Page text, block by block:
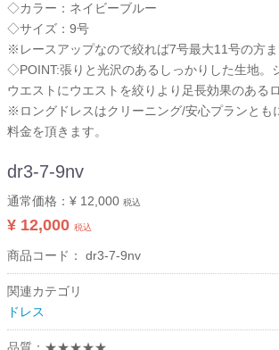
◇カラー：ネイビーブルー
◇サイズ：9号
※レースアップなので絞れば7号最大11号の方
◇POINT:張りと光沢のあるしっかりした生地。
ウエストにウエストを絞りより足長効果のある
※ロングドレスはクリーニング/安心プランとも
料金を頂きます。
dr3-7-9nv
通常価格： ¥ 12,000 税込
¥ 12,000 税込
商品コード： dr3-7-9nv
関連カテゴリ
ドレス